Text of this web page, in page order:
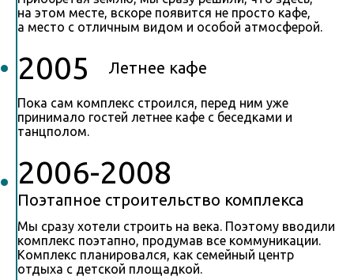
на этом месте, вскоре появится не просто кафе,
а место с отличным видом и особой атмосферой.
2005 Летнее кафе
Пока сам комплекс строился, перед ним уже
принимало гостей летнее кафе с беседками и
танцполом.
2006-2008
Поэтапное строительство комплекса
Мы сразу хотели строить на века. Поэтому вводили
комплекс поэтапно, продумав все коммуникации.
Комплекс планировался, как семейный центр
отдыха с детской площадкой.